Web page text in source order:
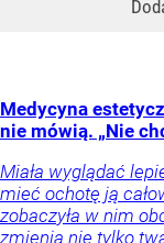
Medycyna
nie mówią. „Nie
Miała wyglądać
mieć ochotę ją
zobaczyła w nim
zmienia nie tylko